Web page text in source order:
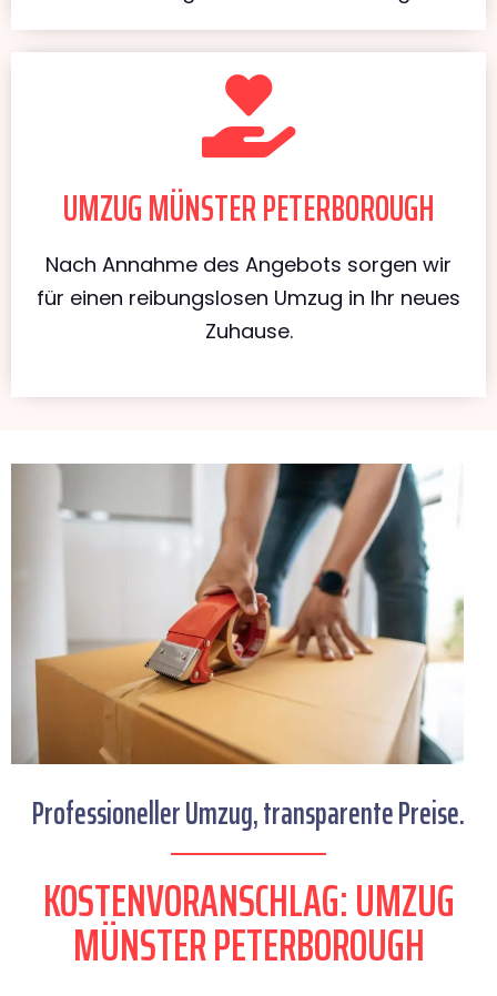
UMZUG MÜNSTER PETERBOROUGH
Nach Annahme des Angebots sorgen wir
für einen reibungslosen Umzug in Ihr neues
Zuhause.
Professioneller Umzug, transparente Preise.
KOSTENVORANSCHLAG: UMZUG
MÜNSTER PETERBOROUGH